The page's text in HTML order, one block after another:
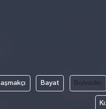
Bayat Bolvadin